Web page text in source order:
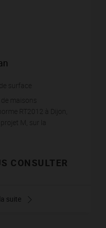
surface
maisons
RT2012 à Dijon,
M, sur la
CONSULTER
suite